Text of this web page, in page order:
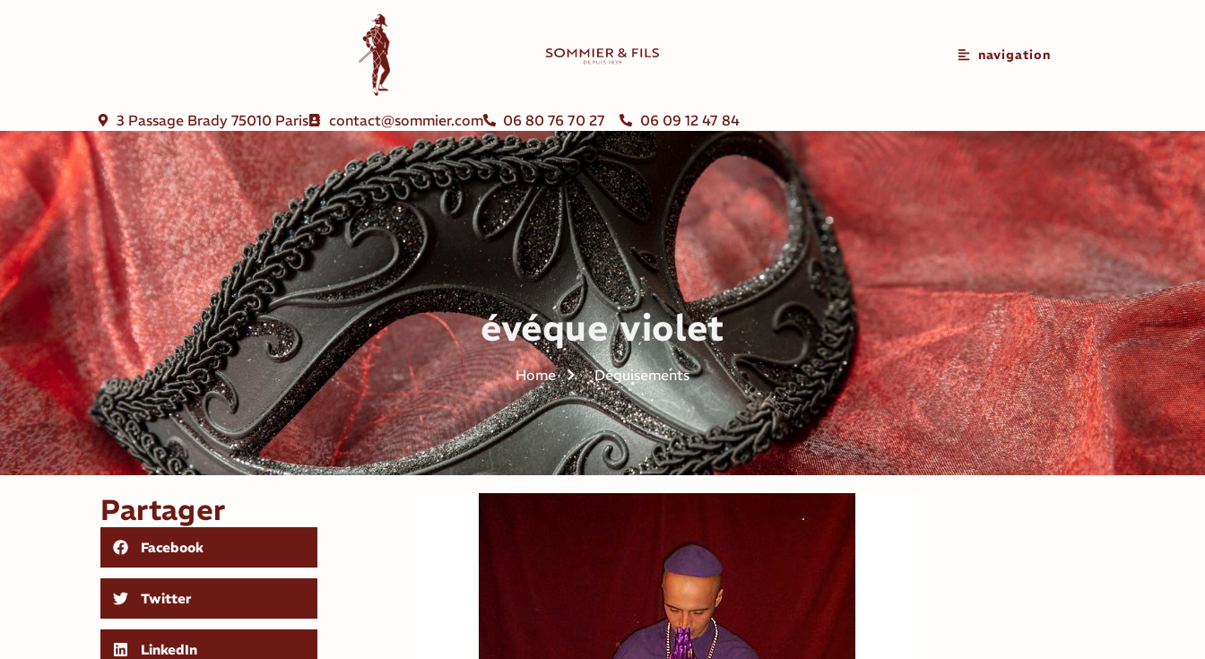
navigation
3 Passage Brady 75010 Paris contact@sommier.com 06 80 76 70 27 06 09 12 47 84
évéque violet
Home Déguisements
Partager
Facebook
Twitter
LinkedIn